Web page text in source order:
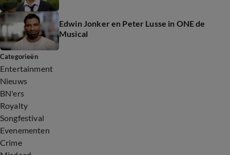
Edwin Jonker en Peter Lusse in ONE de
Musical
Categorieën
Entertainment
Nieuws
BN'ers
Royalty
Songfestival
Evenementen
Crime